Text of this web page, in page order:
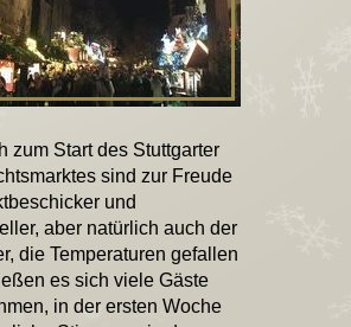
zum Start des Stuttgarter
sind zur Freude
und
aber natürlich auch der
die Temperaturen gefallen
es sich viele Gäste
in der ersten Woche